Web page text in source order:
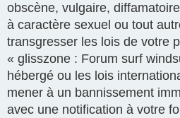
obscène, vulgaire,
à caractère sexuel ou tout
transgresser les lois de votre
« glisszone : Forum surf
hébergé ou les lois
mener à un bannissement
avec une notification à votre